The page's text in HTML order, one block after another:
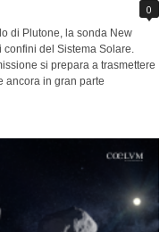
0
di Plutone, la sonda New
del Sistema Solare.
si prepara a trasmettere
ancora in gran parte